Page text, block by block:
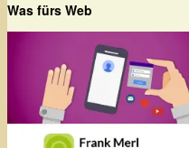
Was fürs Web